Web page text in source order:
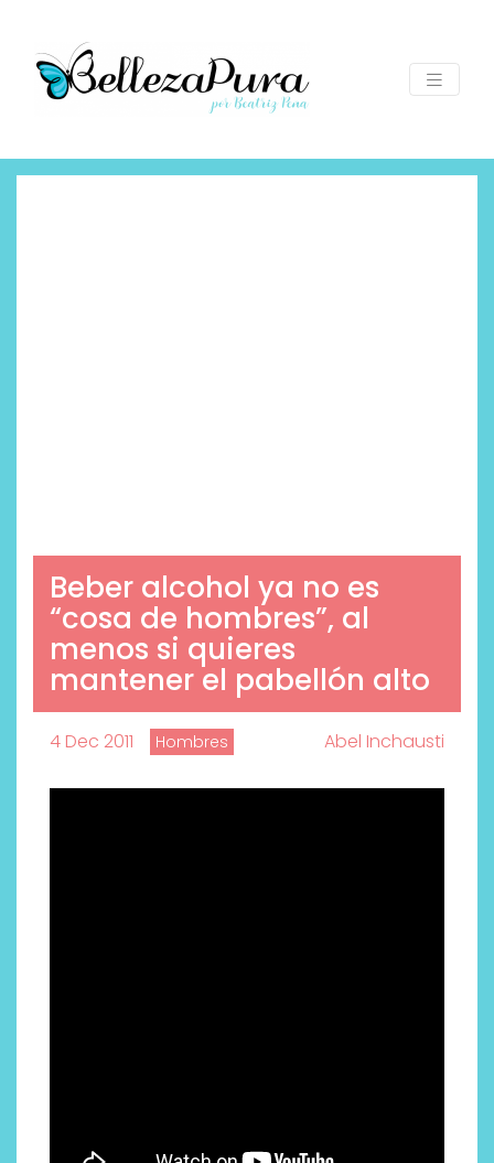
Beber alcohol ya no es
“cosa de hombres”, al
menos si quieres
mantener el pabellón alto
4 Dec 2011 Hombres Abel Inchausti